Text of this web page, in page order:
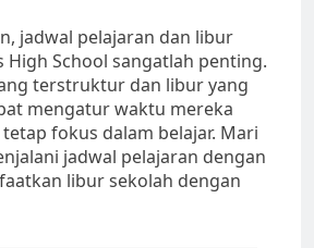
jadwal pelajaran dan libur
High School sangatlah penting.
terstruktur dan libur yang
mengatur waktu mereka
fokus dalam belajar. Mari
jadwal pelajaran dengan
libur sekolah dengan